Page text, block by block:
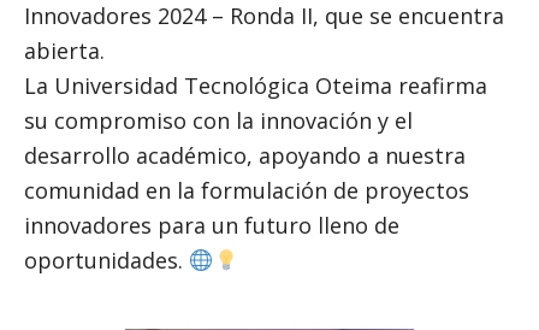
Innovadores 2024 – Ronda II, que se encuentra
abierta.
La Universidad Tecnológica Oteima reafirma
su compromiso con la innovación y el
desarrollo académico, apoyando a nuestra
comunidad en la formulación de proyectos
innovadores para un futuro lleno de
oportunidades.